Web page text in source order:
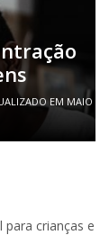
EM MAIO
crianças e